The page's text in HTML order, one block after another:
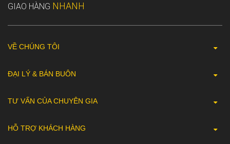
Không nên sử dụng các loại chai nhựa mà trên thân có 2 ký hiệu này. Nếu không may sử dụng phải, chúng sẽ ảnh
GIAO HÀNG NHANH
VỀ CHÚNG TÔI
ĐẠI LÝ & BÁN BUÔN
TƯ VẤN CỦA CHUYÊN GIA
HỖ TRỢ KHÁCH HÀNG